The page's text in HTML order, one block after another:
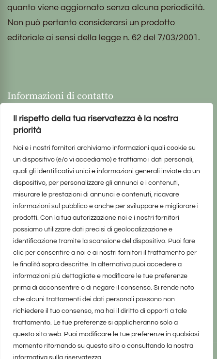
Il rispetto della tua riservatezza è la nostra
priorità
Noi e i nostri fornitori archiviamo informazioni quali cookie su
un dispositivo (e/o vi accediamo) e trattiamo i dati personali,
quali gli identificativi unici e informazioni generali inviate da un
dispositivo, per personalizzare gli annunci e i contenuti,
misurare le prestazioni di annunci e contenuti, ricavare
informazioni sul pubblico e anche per sviluppare e migliorare i
prodotti. Con la tua autorizzazione noi e i nostri fornitori
possiamo utilizzare dati precisi di geolocalizzazione e
identificazione tramite la scansione del dispositivo. Puoi fare
clic per consentire a noi e ai nostri fornitori il trattamento per
le finalità sopra descritte. In alternativa puoi accedere a
informazioni più dettagliate e modificare le tue preferenze
prima di acconsentire o di negare il consenso. Si rende noto
che alcuni trattamenti dei dati personali possono non
richiedere il tuo consenso, ma hai il diritto di opporti a tale
trattamento. Le tue preferenze si applicheranno solo a
questo sito web. Puoi modificare le tue preferenze in qualsiasi
momento ritornando su questo sito o consultando la nostra
informativa sulla riservatezza.
quanto viene aggiornato senza alcuna periodicità.
Non può pertanto considerarsi un prodotto
editoriale ai sensi della legge n. 62 del 7/03/2001.
Informazioni di contatto